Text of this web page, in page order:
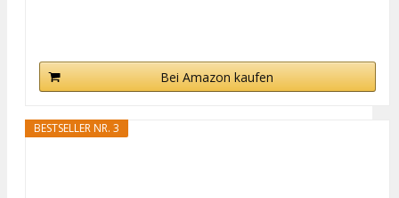
Bei Amazon kaufen
BESTSELLER NR. 3